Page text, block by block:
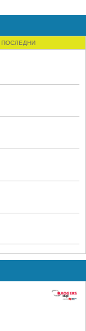
ПОСЛЕДНИ